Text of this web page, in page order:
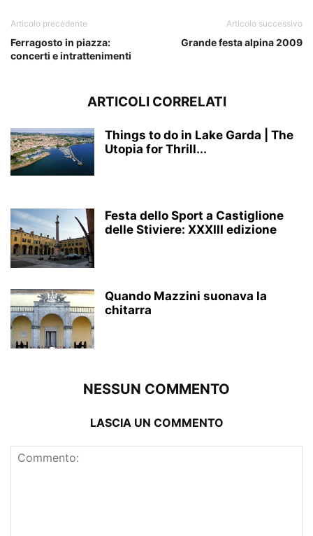
Articolo precedente
Ferragosto in piazza:
concerti e intrattenimenti
Articolo successivo
Grande festa alpina 2009
ARTICOLI CORRELATI
Things to do in Lake Garda | The
Utopia for Thrill...
Festa dello Sport a Castiglione
delle Stiviere: XXXIII edizione
Quando Mazzini suonava la
chitarra
NESSUN COMMENTO
LASCIA UN COMMENTO